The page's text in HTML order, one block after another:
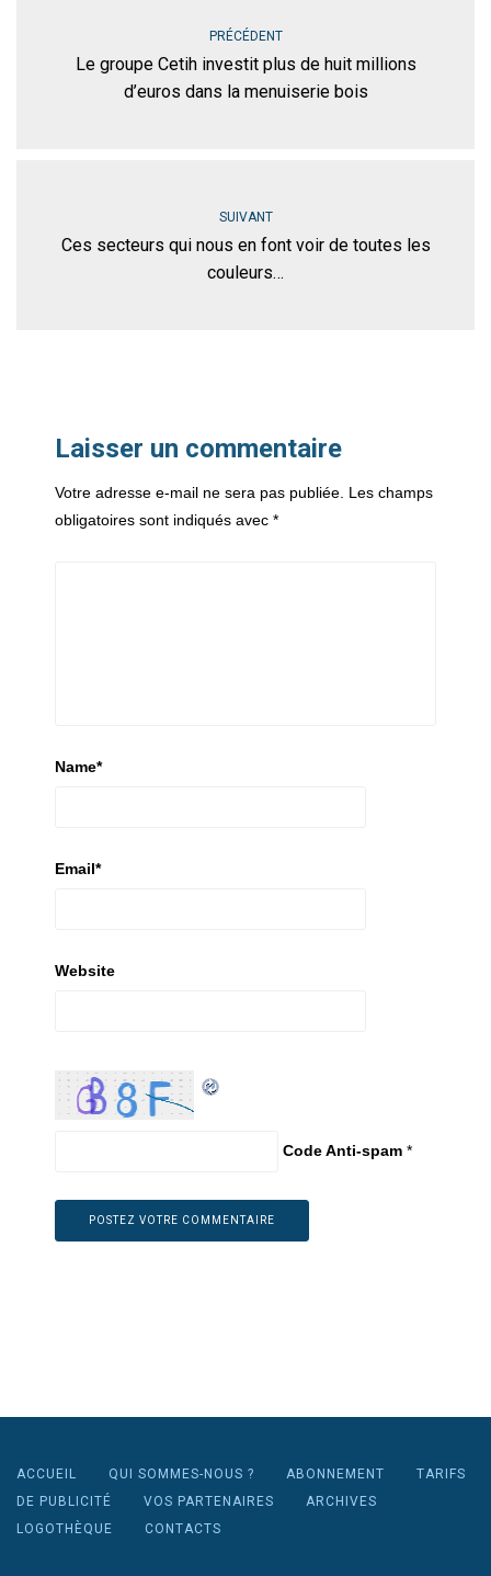
PRÉCÉDENT
Le groupe Cetih investit plus de huit millions
d’euros dans la menuiserie bois
SUIVANT
Ces secteurs qui nous en font voir de toutes les
couleurs…
Laisser un commentaire
Votre adresse e-mail ne sera pas publiée. Les champs
obligatoires sont indiqués avec *
Name*
Email*
Website
Code Anti-spam *
ACCUEIL QUI SOMMES-NOUS ? ABONNEMENT
TARIFS
DE PUBLICITÉ
VOS PARTENAIRES
ARCHIVES
LOGOTHÈQUE
CONTACTS